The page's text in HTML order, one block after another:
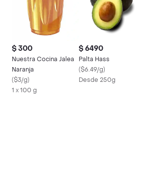
$ 300
Nuestra Cocina Jalea
Naranja
($3/g)
1 x 100 g
$ 6490
Palta Hass
($6.49/g)
Desde 250g